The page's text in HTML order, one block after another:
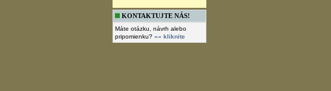
KONTAKTUJTE NÁS!
Máte otázku, návrh alebo
pripomienku? »» kliknite